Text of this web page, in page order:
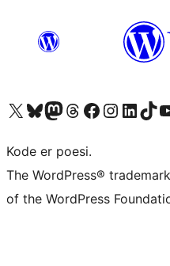
Besøg vores X (tidligere Twitter) konto
Besøg vores Bluesky-konto
Besøg vores Mastodon konto
Besøg vores Threads-konto
Besøg vores Facebook sideBesøg vores Instagram konto
Besøg vores LinkedIn konto
Besøg vores
Kode er poesi.
The WordPress®
of the WordPress